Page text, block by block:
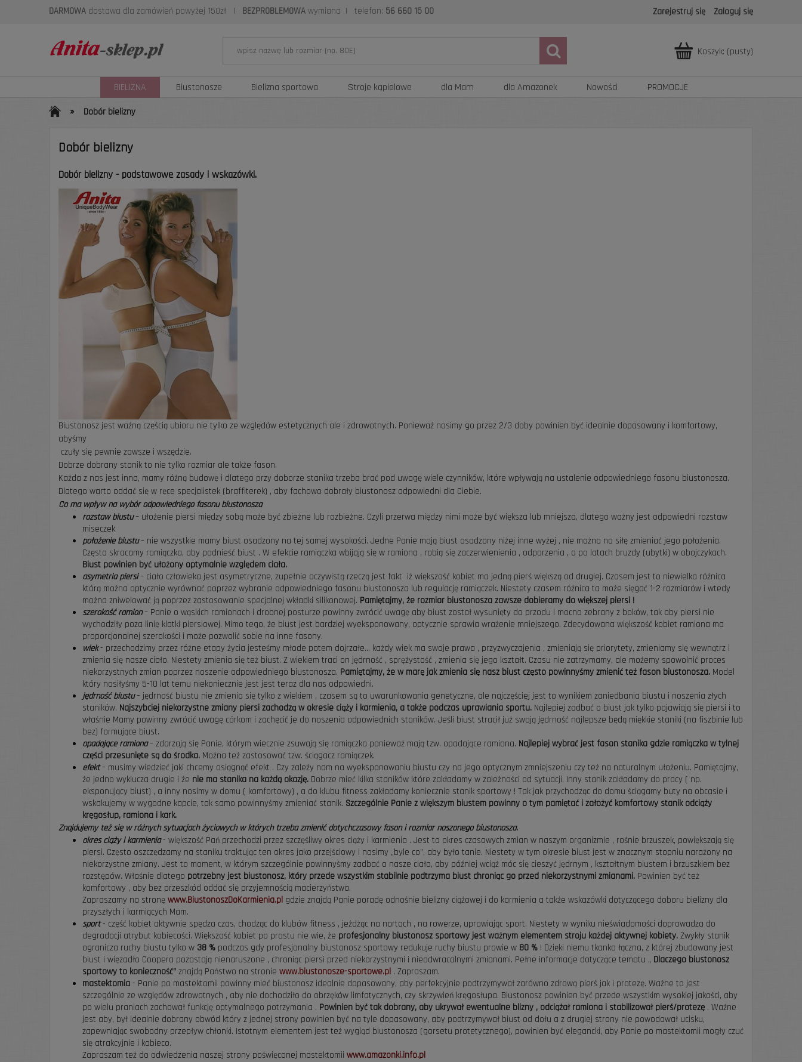
DARMOWA dostawa dla zamówień powyżej 150zł | BEZPROBLEMOWA wymiana | telefon: 56 660 15 00 Zarejestruj się Zaloguj się
Koszyk: (pusty)
BIELIZNA Biustonosze Bielizna sportowa Stroje kąpielowe dla Mam dla Amazonek Nowości PROMOCJE
» Dobór bielizny
Dobór bielizny
Dobór bielizny - podstawowe zasady i wskazówki.
Biustonosz jest ważną częścią ubioru nie tylko ze względów estetycznych ale i zdrowotnych. Ponieważ nosimy go przez 2/3 doby powinien być idealnie dopasowany i komfortowy,
abyśmy
czuły się pewnie zawsze i wszędzie.
Dobrze dobrany stanik to nie tylko rozmiar ale także fason.
Każda z nas jest inna, mamy różną budowę i dlatego przy doborze stanika trzeba brać pod uwagę wiele czynników, które wpływają na ustalenie odpowiedniego fasonu biustonosza.
Dlatego warto oddać się w ręce specjalistek (braffiterek) , aby fachowo dobrały biustonosz odpowiedni dla Ciebie.
Co ma wpływ na wybór odpowiedniego fasonu biustonosza
rozstaw biustu– ułożenie piersi między sobą może być zbieżne lub rozbieżne. Czyli przerwa między nimi może być większa lub mniejsza, dlatego ważny jest odpowiedni rozstaw
miseczek
położenie biustu– nie wszystkie mamy biust osadzony na tej samej wysokości. Jedne Panie mają biust osadzony niżej inne wyżej , nie można na siłę zmieniać jego położenia.
Często skracamy ramiączka, aby podnieść biust . W efekcie ramiączka wbijają się w ramiona , robią się zaczerwienienia , odparzenia , a po latach bruzdy (ubytki) w obojczykach.
Biust powinien być ułożony optymalnie względem ciała.
asymetria piersi– ciało człowieka jest asymetryczne, zupełnie oczywistą rzeczą jest fakt iż większość kobiet ma jedną pierś większą od drugiej. Czasem jest to niewielka różnica
którą można optycznie wyrównać poprzez wybranie odpowiedniego fasonu biustonosza lub regulację ramiączek. Niestety czasem różnica ta może sięgać 1-2 rozmiarów i wtedy
można zniwelować ją poprzez zastosowanie specjalnej wkładki silikonowej. Pamiętajmy, że rozmiar biustonosza zawsze dobieramy do większej piersi !
szerokość ramion– Panie o wąskich ramionach i drobnej posturze powinny zwrócić uwagę aby biust został wysunięty do przodu i mocno zebrany z boków, tak aby piersi nie
wychodziły poza linię klatki piersiowej. Mimo tego, że biust jest bardziej wyeksponowany, optycznie sprawia wrażenie mniejszego. Zdecydowana większość kobiet ramiona ma
proporcjonalnej szerokości i może pozwolić sobie na inne fasony.
wiek- przechodzimy przez różne etapy życia jesteśmy młode potem dojrzałe... każdy wiek ma swoje prawa , przyzwyczajenia , zmieniają się priorytety, zmieniamy się wewnątrz i
zmienia się nasze ciało. Niestety zmienia się też biust. Z wiekiem traci on jędrność , sprężystość , zmienia się jego kształt. Czasu nie zatrzymamy, ale możemy spowolnić proces
niekorzystnych zmian poprzez noszenie odpowiedniego biustonosza. Pamiętajmy, że w marę jak zmienia się nasz biust często powinnyśmy zmienić też fason biustonosza. Model
który nosiłyśmy 5-10 lat temu niekoniecznie jest jest teraz dla nas odpowiedni.
jędrność biustu– jędrność biustu nie zmienia się tylko z wiekiem , czasem są to uwarunkowania genetyczne, ale najczęściej jest to wynikiem zaniedbania biustu i noszenia złych
staników. Najszybciej niekorzystne zmiany piersi zachodzą w okresie ciąży i karmienia, a także podczas uprawiania sportu. Najlepiej zadbać o biust jak tylko pojawiają się piersi i to
właśnie Mamy powinny zwrócić uwagę córkom i zachęcić je do noszenia odpowiednich staników. Jeśli biust stracił już swoją jędrność najlepsze będą miękkie staniki (na fiszbinie lub
bez) formujące biust.
opadające ramiona– zdarzają się Panie, którym wiecznie zsuwają się ramiączka ponieważ mają tzw. opadające ramiona. Najlepiej wybrać jest fason stanika gdzie ramiączka w tylnej
części przesunięte są do środka. Można też zastosować tzw. ściągacz ramiączek.
efekt– musimy wiedzieć jaki chcemy osiągnąć efekt . Czy zależy nam na wyeksponowaniu biustu czy na jego optycznym zmniejszeniu czy też na naturalnym ułożeniu. Pamiętajmy,
że jedno wyklucza drugie i że nie ma stanika na każdą okazję. Dobrze mieć kilka staników które zakładamy w zależności od sytuacji. Inny stanik zakładamy do pracy ( np.
eksponujący biust) , a inny nosimy w domu ( komfortowy) , a do klubu fitness zakładamy koniecznie stanik sportowy ! Tak jak przychodząc do domu ściągamy buty na obcasie i
wskakujemy w wygodne kapcie, tak samo powinnyśmy zmieniać stanik. Szczególnie Panie z większym biustem powinny o tym pamiętać i założyć komfortowy stanik odciąży
kręgosłup, ramiona i kark.
Znajdujemy też się w różnych sytuacjach życiowych w których trzeba zmienić dotychczasowy fason i rozmiar noszonego biustonosza.
okres ciąży i karmienia- większość Pań przechodzi przez szczęśliwy okres ciąży i karmienia . Jest to okres czasowych zmian w naszym organizmie , rośnie brzuszek, powiększają się
piersi. Często oszczędzamy na staniku traktując ten okres jako przejściowy i nosimy „byle co”, aby było tanie. Niestety w tym okresie biust jest w znacznym stopniu narażony na
niekorzystne zmiany. Jest to moment, w którym szczególnie powinnyśmy zadbać o nasze ciało, aby później wciąż móc się cieszyć jędrnym , kształtnym biustem i brzuszkiem bez
rozstępów. Właśnie dlatego potrzebny jest biustonosz, który przede wszystkim stabilnie podtrzyma biust chroniąc go przed niekorzystnymi zmianami. Powinien być też
komfortowy , aby bez przeszkód oddać się przyjemnością macierzyństwa.
Zapraszamy na stronę www.BiustonoszDoKarmienia.pl gdzie znajdą Panie poradę odnośnie bielizny ciążowej i do karmienia a także wskazówki dotyczącego doboru bielizny dla
przyszłych i karmiących Mam.
sport- część kobiet aktywnie spędza czas, chodząc do klubów fitness , jeżdżąc na nartach , na rowerze, uprawiając sport. Niestety w wyniku nieświadomości doprowadza do
degradacji atrybut kobiecości. Większość kobiet po prostu nie wie, że profesjonalny biustonosz sportowy jest ważnym elementem stroju każdej aktywnej kobiety. Zwykły stanik
ogranicza ruchy biustu tylko w 38 % podczas gdy profesjonalny biustonosz sportowy redukuje ruchy biustu prawie w 80 % ! Dzięki niemu tkanka łączna, z której zbudowany jest
biust i więzadło Coopera pozostają nienaruszone , chroniąc piersi przed niekorzystnymi i nieodwracalnymi zmianami. Pełne informacje dotyczące tematu „ Dlaczego biustonosz
sportowy to konieczność” znajdą Państwo na stronie www.biustonosze-sportowe.pl . Zapraszam.
mastektomia - Panie po mastektomii powinny mieć biustonosz idealnie dopasowany, aby perfekcyjnie podtrzymywał zarówno zdrową pierś jak i protezę. Ważne to jest
szczególnie ze względów zdrowotnych , aby nie dochodziło do obrzęków limfatycznych, czy skrzywień kręgosłupa. Biustonosz powinien być przede wszystkim wysokiej jakości, aby
po wielu praniach zachował funkcję optymalnego potrzymania . Powinien być tak dobrany, aby ukrywał ewentualne blizny , odciążał ramiona i stabilizował pierś/protezę . Ważne
jest aby, był idealnie dobrany obwód który z jednej strony powinien być na tyle dopasowany, aby podtrzymywał biust od dołu a z drugiej strony nie powodował ucisku,
zapewniając swobodny przepływ chłonki. Istotnym elementem jest też wygląd biustonosza (gorsetu protetycznego), powinien być elegancki, aby Panie po mastektomii mogły czuć
się atrakcyjnie i kobieco.
Zapraszam też do odwiedzenia naszej strony poświęconej mastektomii www.amazonki.info.pl